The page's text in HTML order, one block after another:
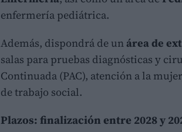
enfermería pediátrica.
Además, dispondrá de un área de
salas para pruebas diagnósticas y
Continuada (PAC), atención a la
de trabajo social.
Plazos: finalización entre 2028 y